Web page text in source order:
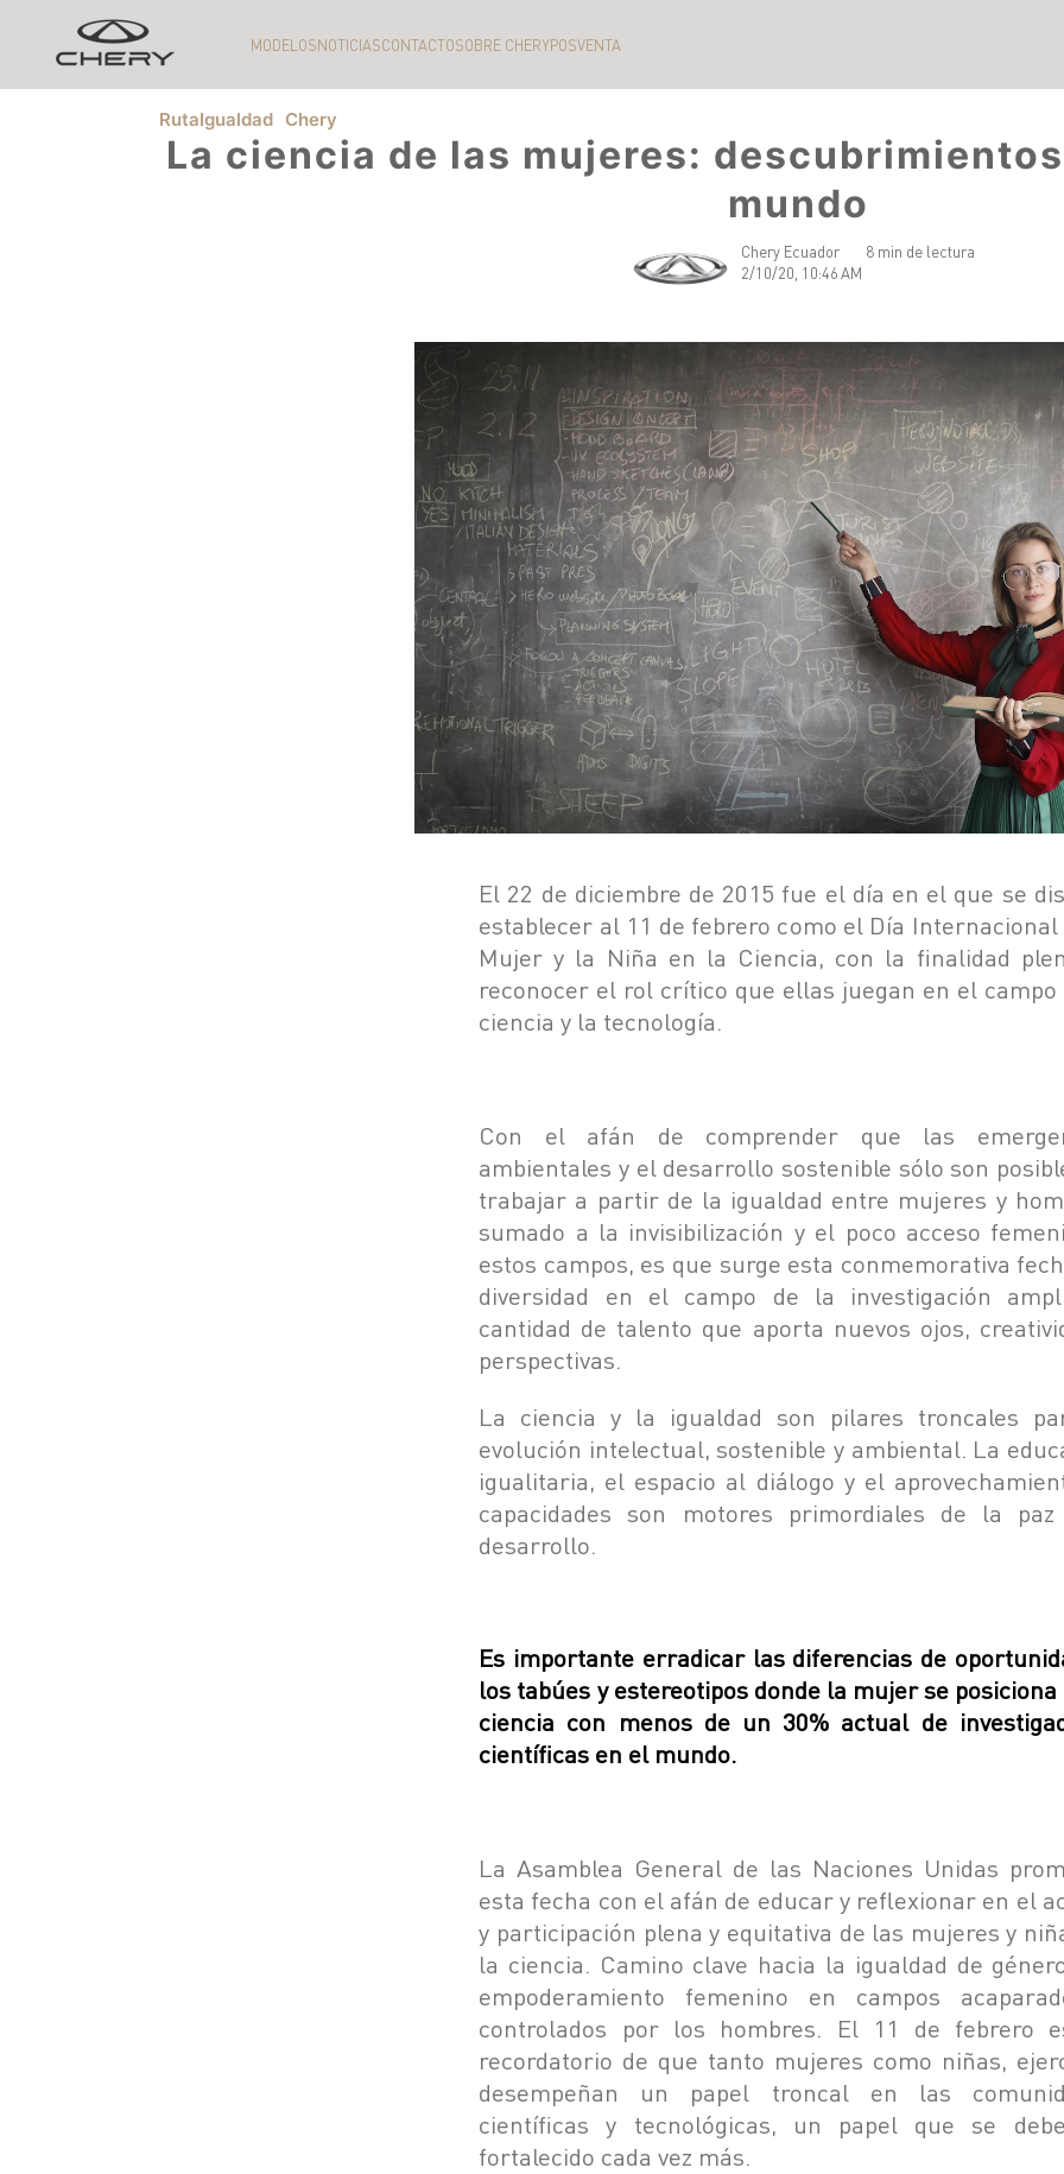
MODELOSNOTICIASCONTACTOSOBRE CHERYPOSVENTA
RutaIgualdad Chery
La ciencia de las mujeres:
mundo
Chery Ecuador
2/10/20, 10:46 AM
8 min de lectura
El 22 de diciembre de 2015 fue el día en el que se
establecer al 11 de febrero como el Día Internacional
Mujer y la Niña en la Ciencia, con la finalidad
reconocer el rol crítico que ellas juegan en el campo
ciencia y la tecnología.
Con el afán de comprender que las
ambientales y el desarrollo sostenible sólo son
trabajar a partir de la igualdad entre mujeres y
sumado a la invisibilización y el poco acceso
estos campos, es que surge esta conmemorativa
diversidad en el campo de la investigación
cantidad de talento que aporta nuevos ojos,
perspectivas.
La ciencia y la igualdad son pilares troncales
evolución intelectual, sostenible y ambiental. La
igualitaria, el espacio al diálogo y el
capacidades son motores primordiales de la
desarrollo.
Es importante erradicar las diferencias de
los tabúes y estereotipos donde la mujer se posiciona
ciencia con menos de un 30% actual de
científicas en el mundo.
La Asamblea General de las Naciones Unidas
esta fecha con el afán de educar y reflexionar en el
y participación plena y equitativa de las mujeres y
la ciencia. Camino clave hacia la igualdad de
empoderamiento femenino en campos
controlados por los hombres. El 11 de febrero
recordatorio de que tanto mujeres como niñas,
desempeñan un papel troncal en las
científicas y tecnológicas, un papel que se
fortalecido cada vez más.